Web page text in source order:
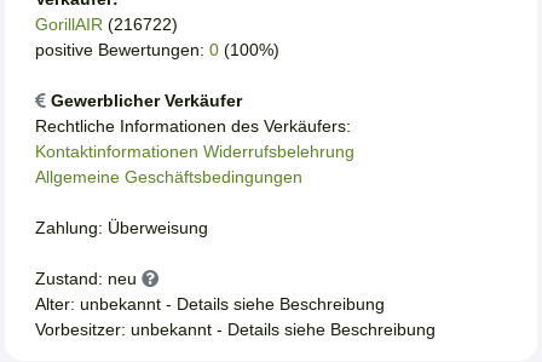
GorillAIR (216722)
positive Bewertungen: 0 (100%)
Gewerblicher Verkäufer
Rechtliche Informationen des Verkäufers:
Kontaktinformationen Widerrufsbelehrung
Allgemeine Geschäftsbedingungen
Zahlung: Überweisung
Zustand: neu
Alter: unbekannt - Details siehe Beschreibung
Vorbesitzer: unbekannt - Details siehe Beschreibung